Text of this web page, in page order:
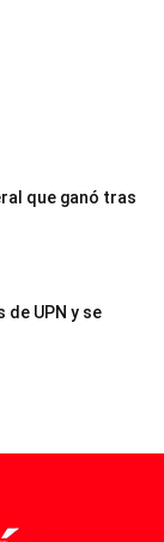
que ganó tras
de UPN y se